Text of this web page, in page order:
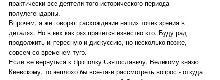
практически все деятели того исторического периода
полулегендарны.
Впрочем, я же говорю: расхождение наших точек зрения в
деталях. Но в них как раз прячется известно кто. Буду рад
продолжить интересную и дискуссию, но несколько позже,
совсем со временем туго.
Если же вернуться к Ярополку Святославичу, Великому князю
Киевскому, то неплохо бы все-таки рассмотреть вопрос - откуда